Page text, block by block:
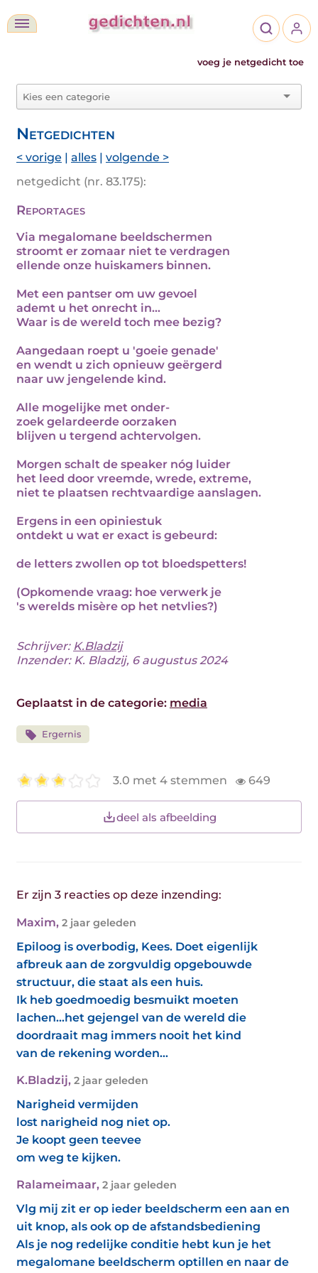
voeg je netgedicht toe
Netgedichten
< vorige | alles | volgende >
netgedicht (nr. 83.175):
Reportages
Via megalomane beeldschermen
stroomt er zomaar niet te verdragen
ellende onze huiskamers binnen.
Met een pantser om uw gevoel
ademt u het onrecht in...
Waar is de wereld toch mee bezig?
Aangedaan roept u 'goeie genade'
en wendt u zich opnieuw geërgerd
naar uw jengelende kind.
Alle mogelijke met onder-
zoek gelardeerde oorzaken
blijven u tergend achtervolgen.
Morgen schalt de speaker nóg luider
het leed door vreemde, wrede, extreme,
niet te plaatsen rechtvaardige aanslagen.
Ergens in een opiniestuk
ontdekt u wat er exact is gebeurd:
de letters zwollen op tot bloedspetters!
(Opkomende vraag: hoe verwerk je
's werelds misère op het netvlies?)
Schrijver: K.Bladzij
Inzender: K. Bladzij, 6 augustus 2024
Geplaatst in de categorie: media
Ergernis
3.0 met 4 stemmen 649
deel als afbeelding
Er zijn 3 reacties op deze inzending:
Maxim, 2 jaar geleden
Epiloog is overbodig, Kees. Doet eigenlijk
afbreuk aan de zorgvuldig opgebouwde
structuur, die staat als een huis.
Ik heb goedmoedig besmuikt moeten
lachen...het gejengel van de wereld die
doordraait mag immers nooit het kind
van de rekening worden...
K.Bladzij, 2 jaar geleden
Narigheid vermijden
lost narigheid nog niet op.
Je koopt geen teevee
om weg te kijken.
Ralameimaar, 2 jaar geleden
Vlg mij zit er op ieder beeldscherm een aan en
uit knop, als ook op de afstandsbediening
Als je nog redelijke conditie hebt kun je het
megalomane beeldscherm optillen en naar de